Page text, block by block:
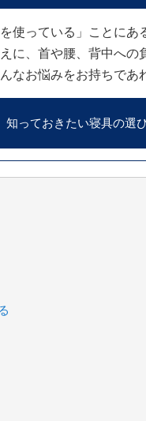
使っている」ことに
に、首や腰、背中へ
なお悩みをお持ちであ
知っておきたい寝具の選